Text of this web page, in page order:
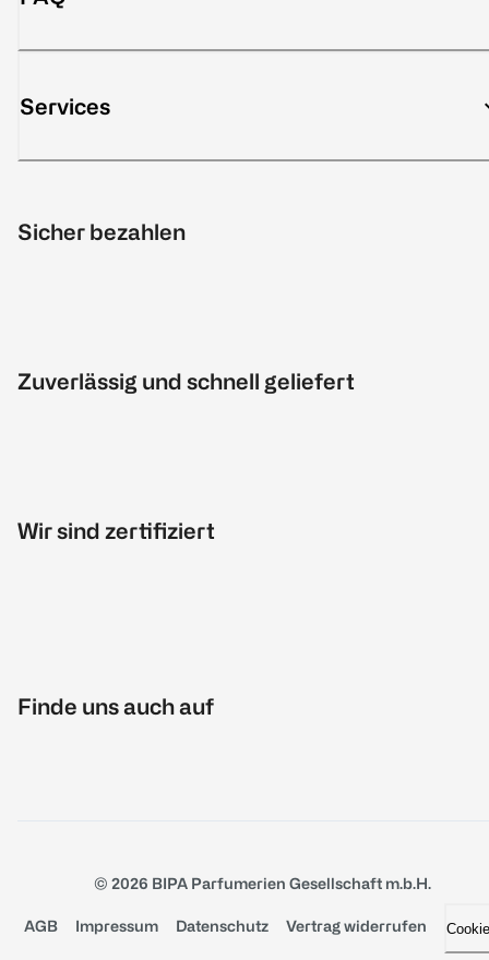
Services
Sicher bezahlen
Zuverlässig und schnell geliefert
Wir sind zertifiziert
Finde uns auch auf
© 2026 BIPA Parfumerien Gesellschaft m.b.H.
AGB Impressum Datenschutz Vertrag widerrufen